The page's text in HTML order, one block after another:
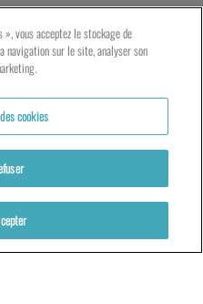
vous acceptez le stockage de
navigation sur le site, analyser son
cookies